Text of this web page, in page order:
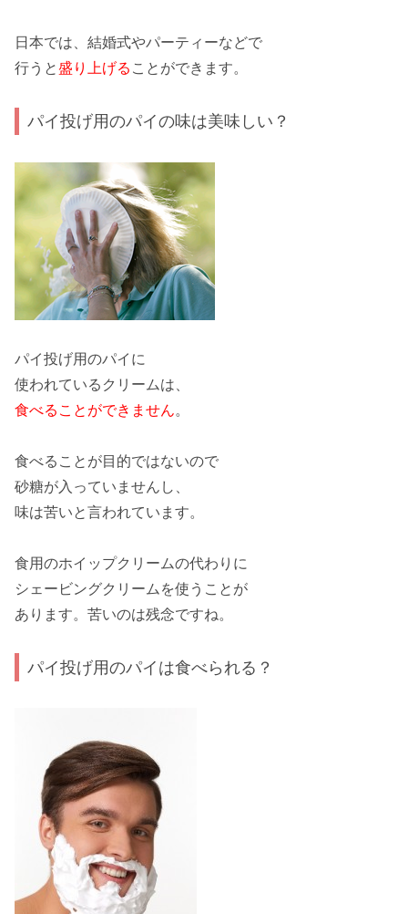
日本では、結婚式やパーティーなどで
行うと 盛り上げる ことができます。
パイ投げ用のパイの味は美味しい？
パイ投げ用のパイに
使われているクリームは、
食べることができません。
食べることが目的ではないので
砂糖が入っていませんし、
味は苦いと言われています。
食用のホイップクリームの代わりに
シェービングクリーム を使うことが
あります。苦いのは残念ですね。
パイ投げ用のパイは食べられる？